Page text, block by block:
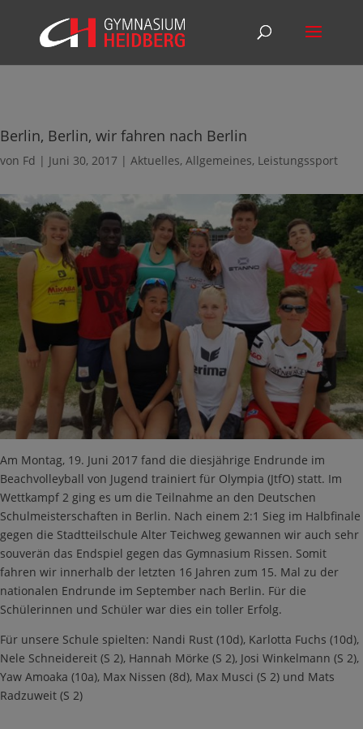
Berlin, Berlin, wir fahren nach Berlin
von Fd | Juni 30, 2017 | Aktuelles, Allgemeines, Leistungssport
Am Montag, 19. Juni 2017 fand die diesjährige Endrunde im
Beachvolleyball von Jugend trainiert für Olympia (JtfO) statt. Im
Wettkampf 2 ging es um die Teilnahme an den Deutschen
Schulmeisterschaften in Berlin. Nach einem 2:1 Sieg im Halbfinale
gegen die Stadtteilschule Alter Teichweg gewannen wir auch sehr
souverän das Endspiel gegen das Gymnasium Rissen. Somit
fahren wir innerhalb der letzten 16 Jahren zum 15. Mal zu der
nationalen Endrunde im September nach Berlin. Für die
Schülerinnen und Schüler war dies ein toller Erfolg.
Für unsere Schule spielten: Nandi Rust (10d), Karlotta Fuchs (10d),
Nele Schneidereit (S 2), Hannah Mörke (S 2), Josi Winkelmann (S 2),
Yaw Amoaka (10a), Max Nissen (8d), Max Musci (S 2) und Mats
Radzuweit (S 2)